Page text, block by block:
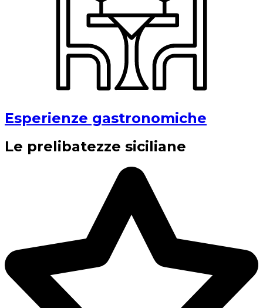
Esperienze gastronomiche
Le prelibatezze siciliane